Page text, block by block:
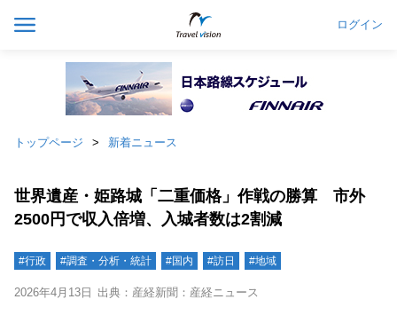
ログイン
トップページ 新着ニュース
世界遺産・姫路城「二重価格」作戦の勝算 市外
2500円で収入倍増、入城者数は2割減
#行政 #調査・分析・統計 #国内 #訪日 #地域
2026年4月13日 出典：産経新聞：産経ニュース